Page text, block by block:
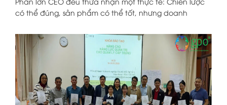
có thể đúng, sản phẩm có thể tốt, nhưng doanh
nhà lãnh đạo được đào tạo bài bản về quản trị nhân
sự theo góc nhìn quản trị cấp cao. HR thường bị xem là
“chức năng hỗ trợ”, trong khi trên thực tế, nhân sự
chính là hệ điều hành của doanh nghiệp.